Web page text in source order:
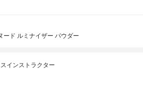
ード ルミナイザー パウダー
インストラクター